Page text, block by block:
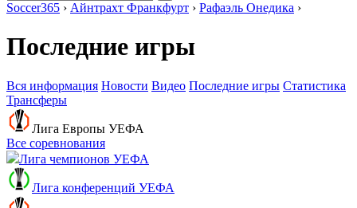
Soccer365 › Айнтрахт Франкфурт › Рафаэль Онедика ›
Последние игры
Вся информация Новости Видео Последние игры Статистика
Трансферы
Лига Европы УЕФА
Все соревнования
Лига чемпионов УЕФА
Лига конференций УЕФА